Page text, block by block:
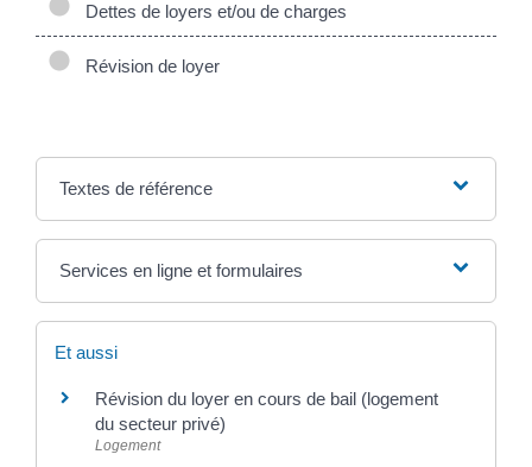
Dettes de loyers et/ou de charges
Révision de loyer
Textes de référence
Services en ligne et formulaires
Et aussi
Révision du loyer en cours de bail (logement
du secteur privé)
Logement